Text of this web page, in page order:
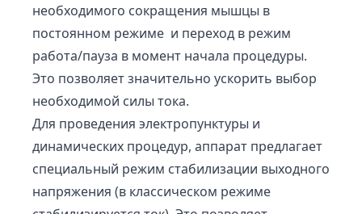
необходимого сокращения мышцы в
постоянном режиме и переход в режим
работа/пауза в момент начала процедуры.
Это позволяет значительно ускорить выбор
необходимой силы тока.
Для проведения электропунктуры и
динамических процедур, аппарат предлагает
специальный режим стабилизации выходного
напряжения (в классическом режиме